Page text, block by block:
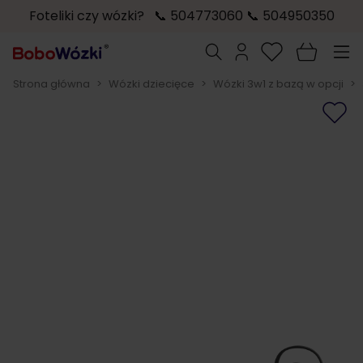
Foteliki czy wózki? 📞 504773060 📞 504950350
Szukaj
Strona główna > Wózki dziecięce > Wózki 3w1 z bazą w opcji >